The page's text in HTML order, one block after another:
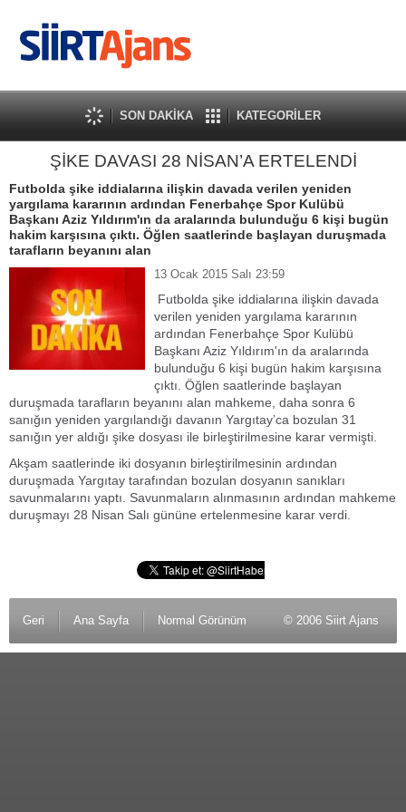
SON DAKİKA KATEGORİLER
ŞİKE DAVASI 28 NİSAN’A ERTELENDİ
Futbolda şike iddialarına ilişkin davada verilen yeniden
yargılama kararının ardından Fenerbahçe Spor Kulübü
Başkanı Aziz Yıldırım'ın da aralarında bulunduğu 6 kişi bugün
hakim karşısına çıktı. Öğlen saatlerinde başlayan duruşmada
tarafların beyanını alan
13 Ocak 2015 Salı 23:59
Futbolda şike iddialarına ilişkin davada
verilen yeniden yargılama kararının
ardından Fenerbahçe Spor Kulübü
Başkanı Aziz Yıldırım'ın da aralarında
bulunduğu 6 kişi bugün hakim karşısına
çıktı. Öğlen saatlerinde başlayan
duruşmada tarafların beyanını alan mahkeme, daha sonra 6
sanığın yeniden yargılandığı davanın Yargıtay’ca bozulan 31
sanığın yer aldığı şike dosyası ile birleştirilmesine karar vermişti.
Akşam saatlerinde iki dosyanın birleştirilmesinin ardından
duruşmada Yargıtay tarafından bozulan dosyanın sanıkları
savunmalarını yaptı. Savunmaların alınmasının ardından mahkeme
duruşmayı 28 Nisan Salı gününe ertelenmesine karar verdi.
Geri Ana Sayfa Normal Görünüm © 2006 Siirt Ajans